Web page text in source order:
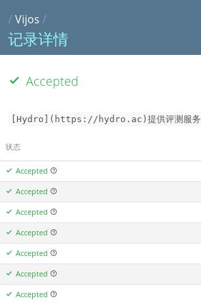
/Vijos /
记录详情
Accepted
[Hydro](https://hydro.ac)提供评测服务
状态
Accepted
Accepted
Accepted
Accepted
Accepted
Accepted
Accepted